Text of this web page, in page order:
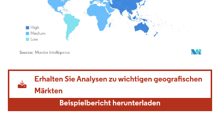
Bild © Mordor Intelligence. Wiederverwendung erfordert Namensnennung gemäß